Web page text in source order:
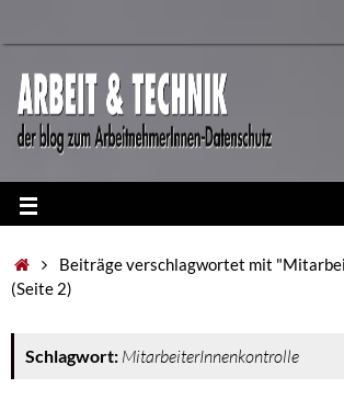
Beiträge verschlagwortet mit
(Seite 2)
Schlagwort: MitarbeiterInnenkontrolle